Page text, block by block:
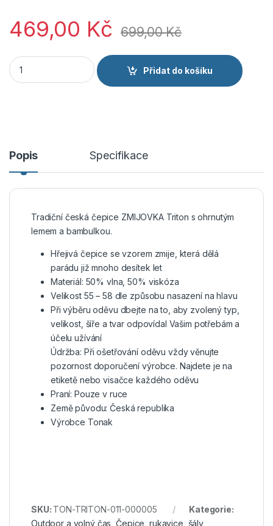
469,00 Kč 699,00Kč
Tonak Čepice ZMIJOVKA světle šedá množství
Přidat do košíku
Popis Specifikace
Tradiční česká čepice ZMIJOVKA Triton s ohrnutým
lemem a bambulkou.
Hřejivá čepice se vzorem zmije, která dělá
parádu již mnoho desítek let
Materiál: 50% vlna, 50% viskóza
Velikost 55 – 58 dle způsobu nasazení na hlavu
Při výběru oděvu dbejte na to, aby zvolený typ,
velikost, šíře a tvar odpovídal Vašim potřebám a
účelu užívání
Údržba: Při ošetřování oděvu vždy věnujte
pozornost doporučení výrobce. Najdete je na
etiketě nebo visačce každého oděvu
Praní: Pouze v ruce
Země původu: Česká republika
Výrobce Tonak
SKU: TON-TRITON-011-000005
Kategorie:
Outdoor a volný čas ,Čepice, rukavice, šály